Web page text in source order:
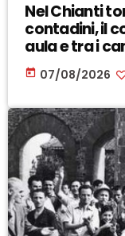
Nel Chianti
contadini, il
aula e tra i
today 07/08/2026